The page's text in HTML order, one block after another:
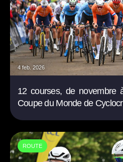
4 feb. 2026
12 courses, de novembre
Coupe du Monde de
ROUTE